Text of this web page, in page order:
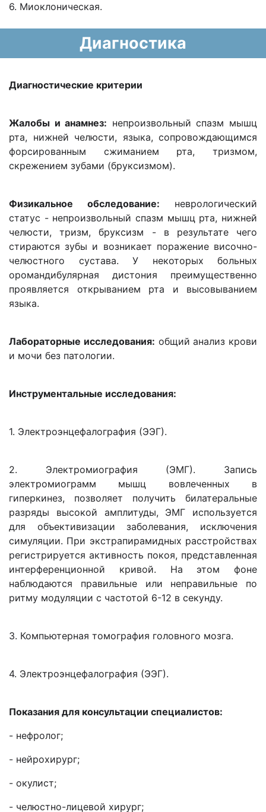
6. Миоклоническая.
Диагностика
Диагностические критерии
Жалобы и анамнез: непроизвольный спазм мышц
рта, нижней челюсти, языка, сопровождающимся
форсированным сжиманием рта, тризмом,
скрежением зубами (бруксизмом).
Физикальное обследование: неврологический
статус - непроизвольный спазм мышц рта, нижней
челюсти, тризм, бруксизм - в результате чего
стираются зубы и возникает поражение височно-
челюстного сустава. У некоторых больных
оромандибулярная дистония преимущественно
проявляется открыванием рта и высовыванием
языка.
Лабораторные исследования: общий анализ крови
и мочи без патологии.
Инструментальные исследования:
1. Электроэнцефалография (ЭЭГ).
2. Электромиография (ЭМГ). Запись
электромиограмм мышц вовлеченных в
гиперкинез, позволяет получить билатеральные
разряды высокой амплитуды, ЭМГ используется
для объективизации заболевания, исключения
симуляции. При экстрапирамидных расстройствах
регистрируется активность покоя, представленная
интерференционной кривой. На этом фоне
наблюдаются правильные или неправильные по
ритму модуляции с частотой 6-12 в секунду.
3. Компьютерная томография головного мозга.
4. Электроэнцефалография (ЭЭГ).
Показания для консультации специалистов:
- нефролог;
- нейрохирург;
- окулист;
- челюстно-лицевой хирург;